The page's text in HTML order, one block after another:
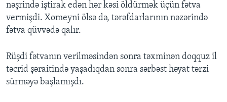
nəşrində iştirak edən hər kəsi öldürmək üçün fətva
vermişdi. Xomeyni ölsə də, tərəfdarlarının nəzərində
fətva qüvvədə qalır.
Rüşdi fətvanın verilməsindən sonra təxminən doqquz il
təcrid şəraitində yaşadıqdan sonra sərbəst həyat tərzi
sürməyə başlamışdı.